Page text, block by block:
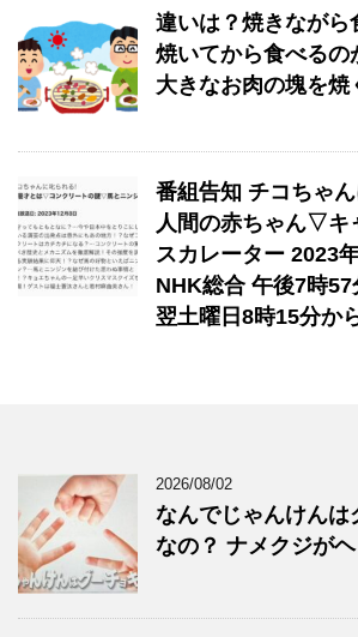
違いは？焼きながら
焼いてから食べる
大きなお肉の塊を焼
番組告知 チコちゃ
人間の赤ちゃん▽
スカレーター 2023
NHK総合 午後7時
翌土曜日8時15分か
2026/08/02
なんでじゃんけんは
なの？ ナメクジが